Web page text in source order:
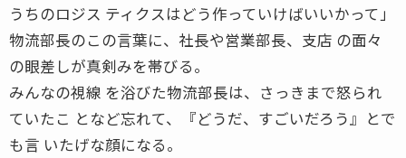
うちのロジス ティクスはどう作っていけばいいかって」
物流部長のこの言葉に、社長や営業部長、支店 の面々
の眼差しが真剣みを帯びる。
みんなの視線 を浴びた物流部長は、さっきまで怒られ
ていたこ となど忘れて、『どうだ、すごいだろう』とで
も言 いたげな顔になる。